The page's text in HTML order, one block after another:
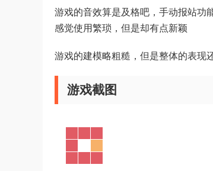
游戏的音效算是及格吧，手动报站功
感觉使用繁琐，但是却有点新颖
游戏的建模略粗糙，但是整体的表现
游戏截图